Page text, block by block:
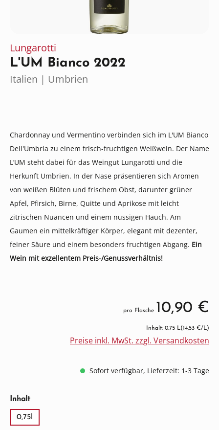
Lungarotti
L'UM Bianco 2022
Italien | Umbrien
Chardonnay und Vermentino verbinden sich im L'UM Bianco
Dell'Umbria zu einem frisch-fruchtigen Weißwein. Der Name
L’UM steht dabei für das Weingut Lungarotti und die
Herkunft Umbrien. In der Nase präsentieren sich Aromen
von weißen Blüten und frischem Obst, darunter grüner
Apfel, Pfirsich, Birne, Quitte und Aprikose mit leicht
zitrischen Nuancen und einem nussigen Hauch. Am
Gaumen ein mittelkräftiger Körper, elegant mit dezenter,
feiner Säure und einem besonders fruchtigen Abgang. Ein
Wein mit exzellentem Preis-/Genussverhältnis!
pro Flasche 10,90 €
Inhalt: 0.75 L(14,53 €/L)
Preise inkl. MwSt. zzgl. Versandkosten
Sofort verfügbar, Lieferzeit: 1-3 Tage
Inhaltauswählen
0,75l